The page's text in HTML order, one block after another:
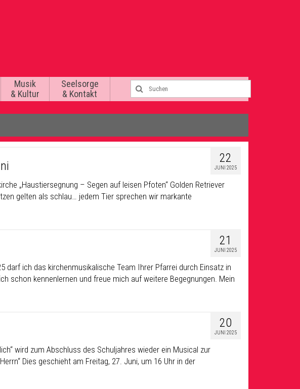
Musik
& Kultur
Seelsorge
& Kontakt
22
JUNI 2025
„Haustiersegnung – Segen auf leisen Pfoten“ Golden Retriever
gelten als schlau… jedem Tier sprechen wir markante
21
JUNI 2025
darf ich das kirchenmusikalische Team Ihrer Pfarrei durch Einsatz in
schon kennenlernen und freue mich auf weitere Begegnungen. Mein
20
JUNI 2025
wird zum Abschluss des Schuljahres wieder ein Musical zur
Dies geschieht am Freitag, 27. Juni, um 16 Uhr in der